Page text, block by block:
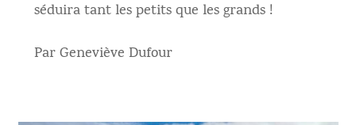
séduira tant les petits que les grands !
Par Geneviève Dufour